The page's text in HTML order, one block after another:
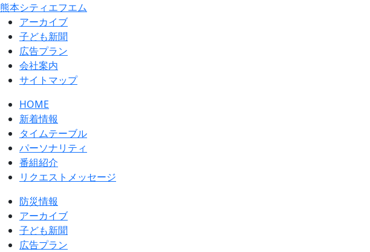
熊本シティエフエム
アーカイブ
⼦ども新聞
広告プラン
会社案内
サイトマップ
HOME
新着情報
タイムテーブル
パーソナリティ
番組紹介
リクエストメッセージ
防災情報
アーカイブ
子ども新聞
広告プラン